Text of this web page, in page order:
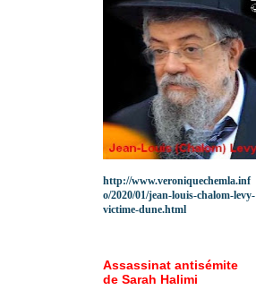
http://www.veroniquechemla.inf
o/2020/01/jean-louis-chalom-levy-
victime-dune.html
Assassinat antisémite
de Sarah Halimi